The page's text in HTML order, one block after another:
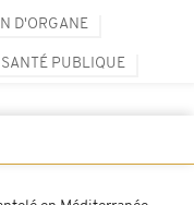
D'ORGANE
SANTÉ PUBLIQUE